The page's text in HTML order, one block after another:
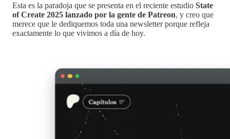
Esta es la paradoja que se presenta en el reciente estudio State
of Create 2025 lanzado por la gente de Patreon, y creo que
merece que le dediquemos toda una newsletter porque refleja
exactamente lo que vivimos a día de hoy.